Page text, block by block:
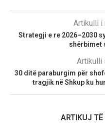
Artikulli i
Strategji e re 2026–2030
shërbimet
Artikulli
30 ditë paraburgim për
tragjik në Shkup ku
ARTIKUJ TË